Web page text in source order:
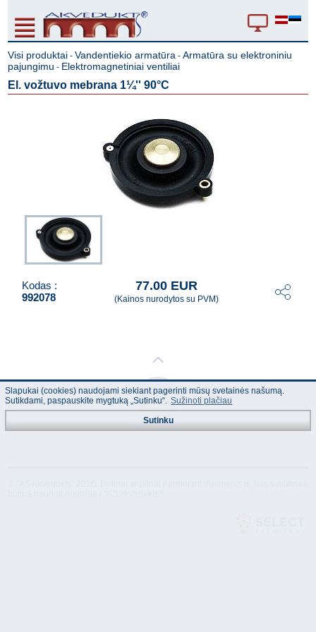
Visi produktai -Vandentiekio armatūra -Armatūra su elektroniniu
pajungimu - Elektromagnetiniai ventiliai
El. vožtuvo mebrana 1¼'' 90°C
Kodas :
992078
77.00 EUR
(Kainos nurodytos su PVM)
Naudojimo
Slapukai (cookies) naudojami siekiant pagerinti mūsų svetainės našumą.
Sutikdami, paspauskite mygtuką „Sutinku“. Sužinoti plačiau
Sutinku